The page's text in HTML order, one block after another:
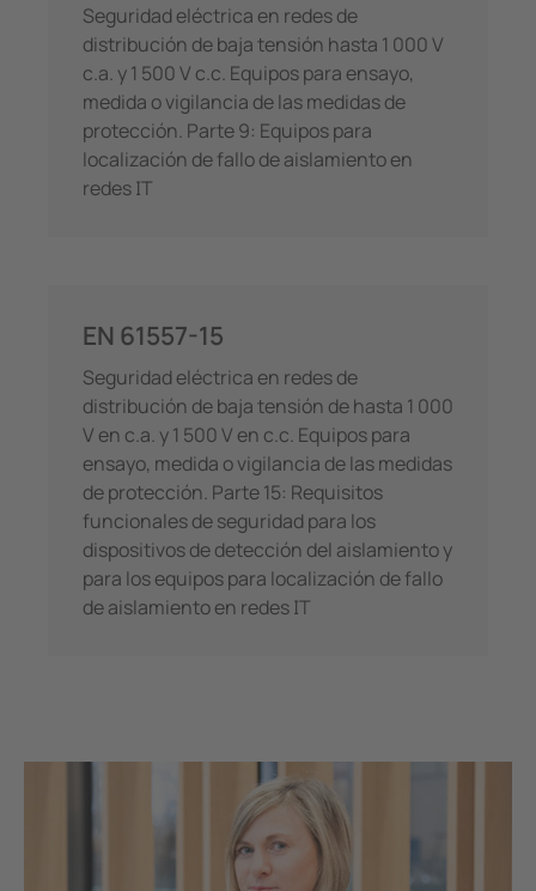
Seguridad eléctrica en redes de
distribución de baja tensión hasta 1 000 V
c.a. y 1 500 V c.c. Equipos para ensayo,
medida o vigilancia de las medidas de
protección. Parte 9: Equipos para
localización de fallo de aislamiento en
redes IT
EN 61557-15
Seguridad eléctrica en redes de
distribución de baja tensión de hasta 1 000
V en c.a. y 1 500 V en c.c. Equipos para
ensayo, medida o vigilancia de las medidas
de protección. Parte 15: Requisitos
funcionales de seguridad para los
dispositivos de detección del aislamiento y
para los equipos para localización de fallo
de aislamiento en redes IT